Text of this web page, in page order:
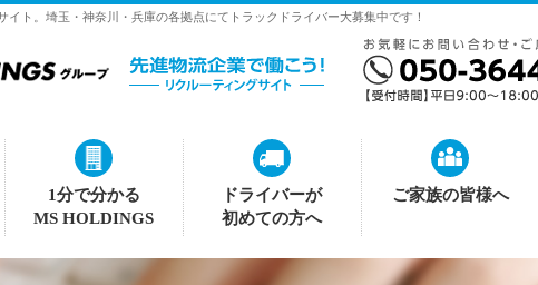
イト。埼玉・神奈川・兵庫の各拠点にてトラックドライバー大募集中です！
1分で分かる
MS HOLDINGS
ドライバーが
初めての方へ
ご家族の皆様へ